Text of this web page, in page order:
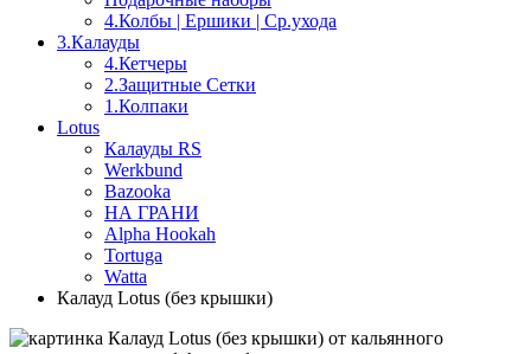
4.Колбы | Ершики | Cр.ухода
3.Калауды
4.Кетчеры
2.Защитные Сетки
1.Колпаки
Lotus
Калауды RS
Werkbund
Bazooka
НА ГРАНИ
Alpha Hookah
Tortuga
Watta
Калауд Lotus (без крышки)